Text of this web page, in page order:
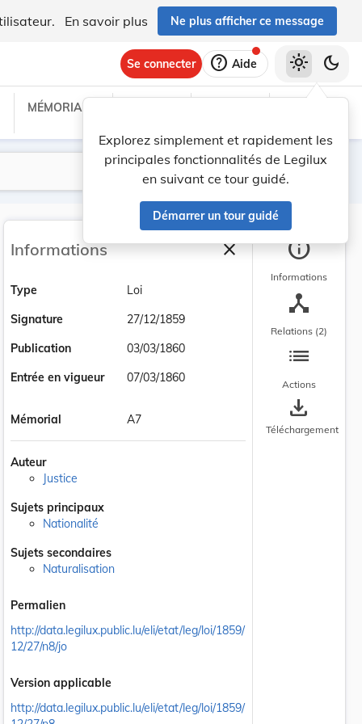
En savoir plus Ne plus afficher ce message
Se connecter help Aide
Explorez simplement et rapidement les
principales fonctionnalités de Legilux
en suivant ce tour guidé.
Démarrer un tour guidé
light_mode dark_mode
MÉMORIAL C
Lancer la recherche
Filtres
Informations closeFermer la barre
Type
Loi
Signature
27/12/1859
Publication
03/03/1860
Entrée en vigueur
07/03/1860
Mémorial A7
Auteur
Justice
Sujets principaux
Nationalité
Sujets secondaires
Naturalisation
Permalien
http://data.legilux.public.lu/eli/etat/leg/loi/1859/
12/27/n8/jo
Version applicable
http://data.legilux.public.lu/eli/etat/leg/loi/1859/
info
Informations
device_hub
Relations (2)
list
Actions
save_alt
Téléchargement